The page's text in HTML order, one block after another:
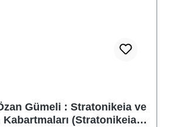
Gümeli : Stratonikeia ve
(Stratonikeia